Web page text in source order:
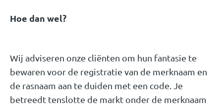
Hoe dan wel?
Wij adviseren onze cliënten om hun fantasie te
bewaren voor de registratie van de merknaam en
de rasnaam aan te duiden met een code. Je
betreedt tenslotte de markt onder de merknaam